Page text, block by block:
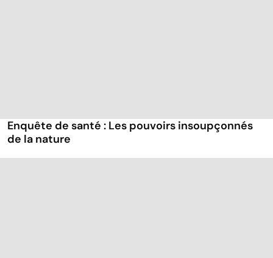
Enquête de santé : Les pouvoirs insoupçonnés
de la nature